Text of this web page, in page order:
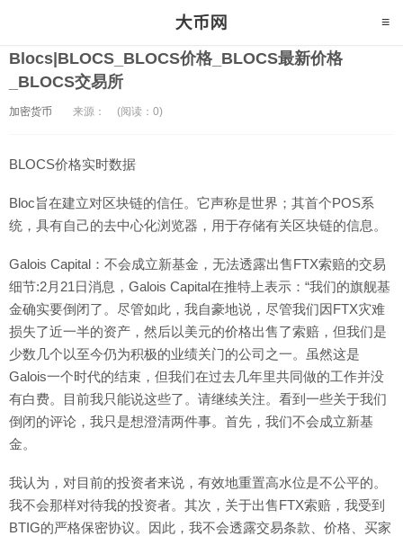
Blocs|BLOCS_BLOCS价格_BLOCS最新价格
_BLOCS交易所
加密货币 来源： (阅读：0)
BLOCS价格实时数据
Bloc旨在建立对区块链的信任。它声称是世界；其首个POS系
统，具有自己的去中心化浏览器，用于存储有关区块链的信息。
Galois Capital：不会成立新基金，无法透露出售FTX索赔的交易
细节:2月21日消息，Galois Capital在推特上表示：“我们的旗舰基
金确实要倒闭了。尽管如此，我自豪地说，尽管我们因FTX灾难
损失了近一半的资产，然后以美元的价格出售了索赔，但我们是
少数几个以至今仍为积极的业绩关门的公司之一。虽然这是
Galois一个时代的结束，但我们在过去几年里共同做的工作并没
有白费。目前我只能说这些了。请继续关注。看到一些关于我们
倒闭的评论，我只是想澄清两件事。首先，我们不会成立新基
金。
我认为，对目前的投资者来说，有效地重置高水位是不公平的。
我不会那样对待我的投资者。其次，关于出售FTX索赔，我受到
BTIG的严格保密协议。因此，我不会透露交易条款、价格、买家